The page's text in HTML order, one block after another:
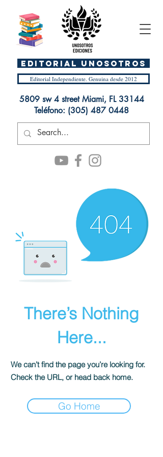
Editorial Independiente. Genuina desde 2012
5809 sw 4 street Miami, FL 33144
Teléfono: (305) 487 0448
EDITORIAL UnosOtros
There’s Nothing
Here...
We can’t find the page you’re looking for.
Check the URL, or head back home.
Go Home